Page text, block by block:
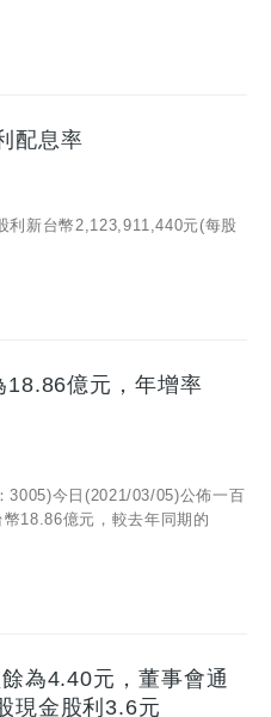
配息率
利新台幣2,123,911,440元(每股
18.86億元，年增率
3005)今日(2021/03/05)公佈一百
18.86億元，較去年同期的
為4.40元，董事會通
現金股利3.6元